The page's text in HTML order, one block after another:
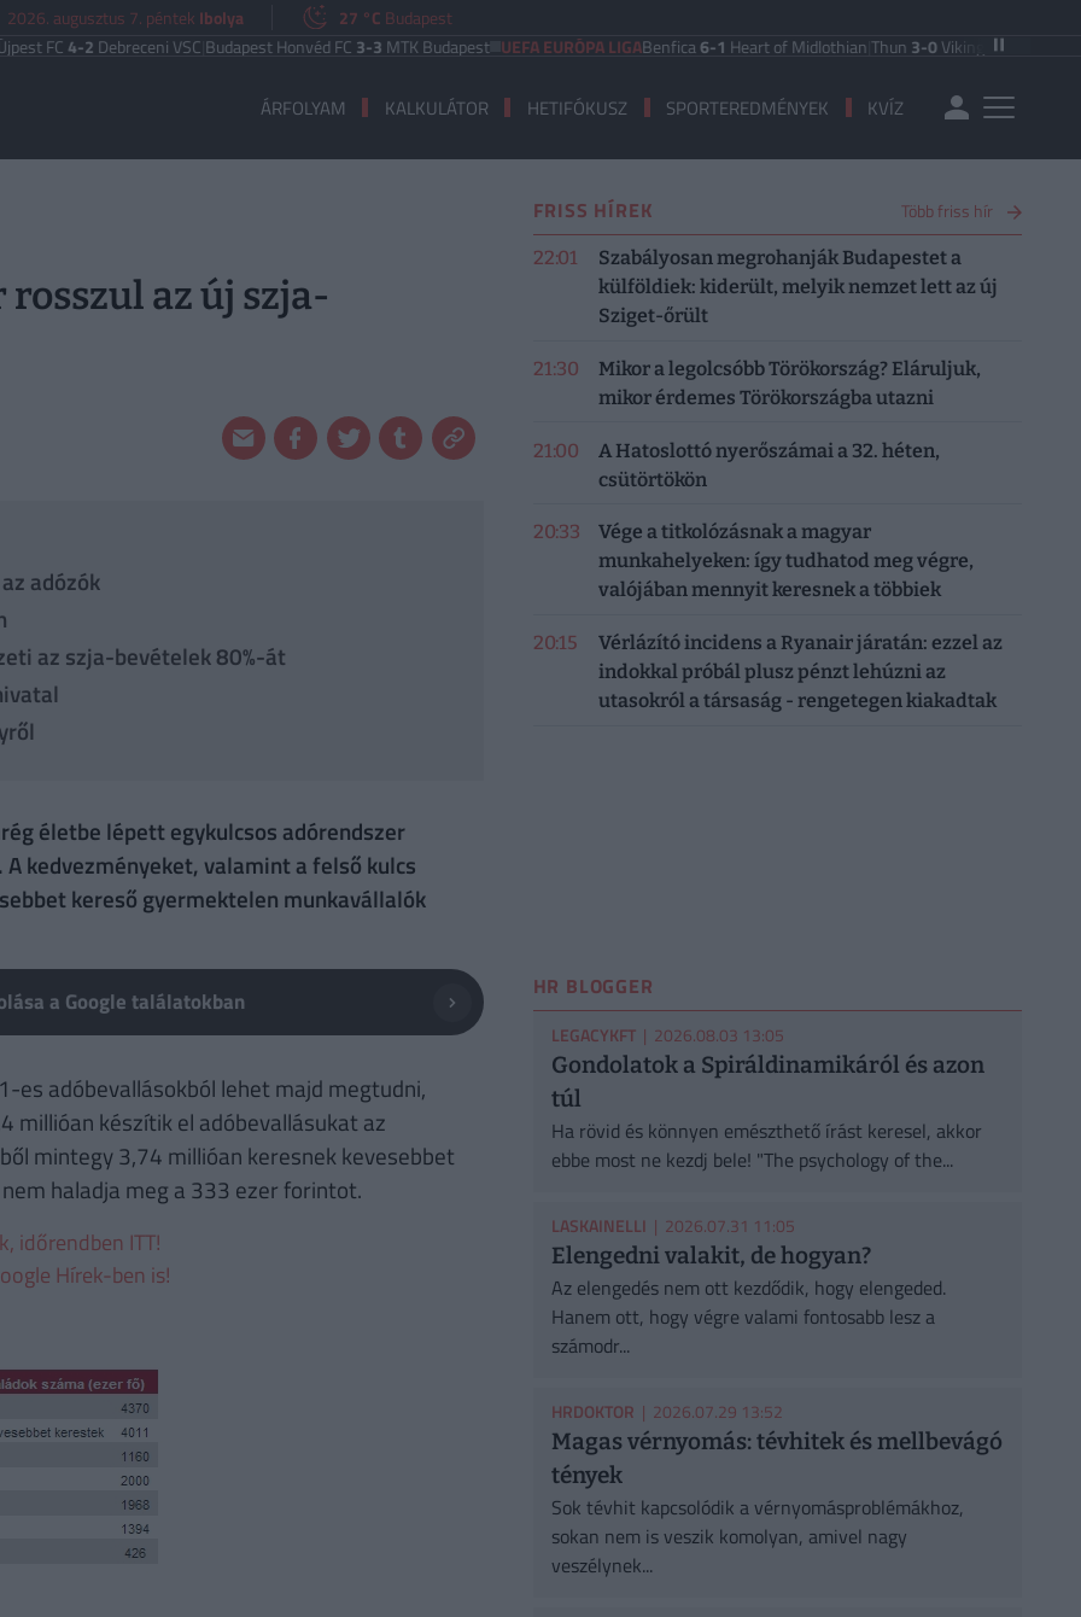
2026. augusztus 7. péntek Ibolya 27 °C Budapest
4-2Debreceni VSC|Budapest Honvéd FC3-3MTK Budapest UEFA EURÓPA LIGABenfica6-1Heart of Midlothian|Thun3-0Vikingur Reykjavik
ÁRFOLYAM KALKULÁTOR HETIFÓKUSZ SPORTEREDMÉNYEK KVÍZ
az új szja-
adózók
az szja-bevételek 80%-át
életbe lépett egykulcsos adórendszer
kedvezményeket, valamint a felső kulcs
kereső gyermektelen munkavállalók
a Google találatokban
es adóbevallásokból lehet majd megtudni,
millióan készítik el adóbevallásukat az
mintegy 3,74 millióan keresnek kevesebbet
haladja meg a 333 ezer forintot.
időrendben ITT!
Hírek-ben is!
FRISS HÍREK Több friss hír
22:01
Szabályosan megrohanják Budapestet a
külföldiek: kiderült, melyik nemzet lett az új
Sziget-őrült
21:30
Mikor a legolcsóbb Törökország? Eláruljuk,
mikor érdemes Törökországba utazni
21:00
A Hatoslottó nyerőszámai a 32. héten,
csütörtökön
20:33
Vége a titkolózásnak a magyar
munkahelyeken: így tudhatod meg végre,
valójában mennyit keresnek a többiek
20:15
Vérlázító incidens a Ryanair járatán: ezzel az
indokkal próbál plusz pénzt lehúzni az
utasokról a társaság - rengetegen kiakadtak
HR BLOGGER
LEGACYKFT| 2026.08.03 13:05
Gondolatok a Spiráldinamikáról és azon
túl
Ha rövid és könnyen emészthető írást keresel, akkor
ebbe most ne kezdj bele! "The psychology of the...
LASKAINELLI | 2026.07.31 11:05
Elengedni valakit, de hogyan?
Az elengedés nem ott kezdődik, hogy elengeded.
Hanem ott, hogy végre valami fontosabb lesz a
számodr...
HRDOKTOR | 2026.07.29 13:52
Magas vérnyomás: tévhitek és mellbevágó
tények
Sok tévhit kapcsolódik a vérnyomásproblémákhoz,
sokan nem is veszik komolyan, amivel nagy
veszélynek...